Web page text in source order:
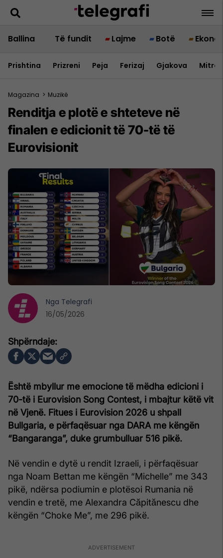
Ballina Të fundit Lajme Botë
Prishtina Prizreni Peja Ferizaj Gjakova
Magazina > Muzikë
Renditja e plotë e shteteve në
finalen e edicionit të 70-të të
Eurovisionit
Është mbyllur me emocione të mëdha edicioni i
70-të i Eurovision Song Contest, i mbajtur këtë vit
në Vjenë. Fitues i Eurovision 2026 u shpall
Bullgaria, e përfaqësuar nga DARA me këngën
“Bangaranga”, duke grumbulluar 516 pikë.
Në vendin e dytë u rendit Izraeli, i përfaqësuar
nga Noam Bettan me këngën “Michelle” me 343
pikë, ndërsa podiumin e plotësoi Rumania në
vendin e tretë, me Alexandra Căpitănescu dhe
këngën “Choke Me”, me 296 pikë.
Nga Telegrafi
16/05/2026